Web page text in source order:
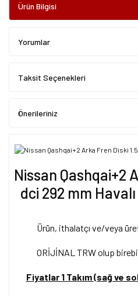
Ürün Bilgisi
Yorumlar
Taksit Seçenekleri
Önerileriniz
Nissan Qashqai+2
dci 292 mm
Ürün, ithalatçı ve/veya
ORİJİNAL TRW olup
Fiyatlar 1 Takım (sağ ve